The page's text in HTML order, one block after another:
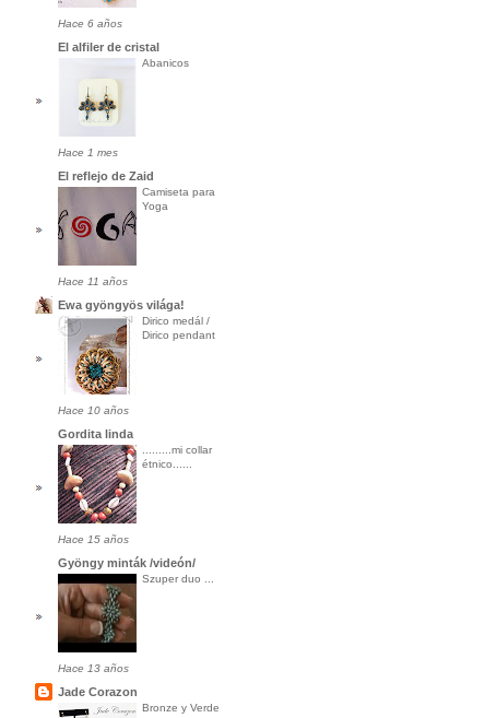
Hace 6 años
El alfiler de cristal
Abanicos
Hace 1 mes
El reflejo de Zaid
Camiseta para
Yoga
Hace 11 años
Ewa gyöngyös világa!
Dirico medál /
Dirico pendant
Hace 10 años
Gordita linda
.........mi collar
étnico......
Hace 15 años
Gyöngy minták /videón/
Szuper duo ...
Hace 13 años
Jade Corazon
Bronze y Verde